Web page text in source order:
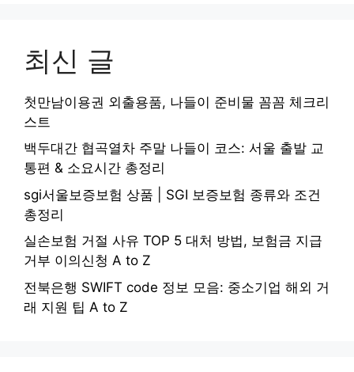
최신 글
첫만남이용권 외출용품, 나들이 준비물 꼼꼼 체크리
스트
백두대간 협곡열차 주말 나들이 코스: 서울 출발 교
통편 & 소요시간 총정리
sgi서울보증보험 상품 | SGI 보증보험 종류와 조건
총정리
실손보험 거절 사유 TOP 5 대처 방법, 보험금 지급
거부 이의신청 A to Z
전북은행 SWIFT code 정보 모음: 중소기업 해외 거
래 지원 팁 A to Z